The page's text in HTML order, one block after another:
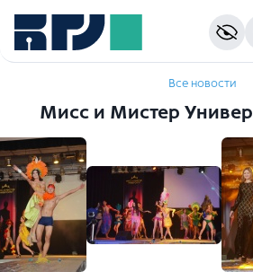
Все новости
Мисс и Мистер